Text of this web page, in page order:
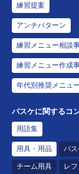
練習提案
アンチパターン
練習メニュー相談
練習メニュー作成
年代別推奨メニュー
バスケに関するコ
用語集
用具・用品 バ
チーム用具 レ